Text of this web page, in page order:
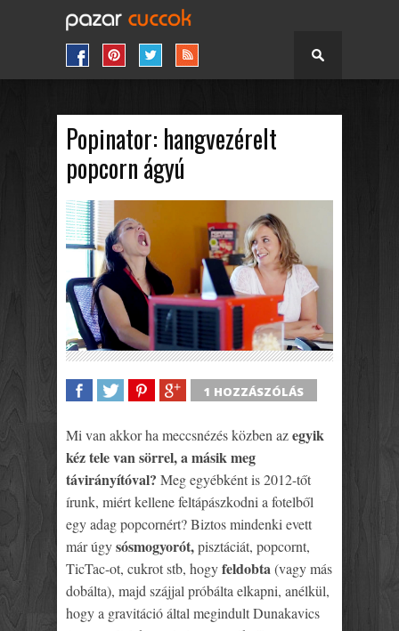
Popinator: hangvezérelt
popcorn ágyú
1 HOZZÁSZÓLÁS
Mi van akkor ha meccsnézés közben azegyik
kéz tele van sörrel, a másik meg
távirányítóval? Meg egyébként is 2012-tőt
írunk, miért kellene feltápászkodni a fotelből
egy adag popcornért? Biztos mindenki evett
már úgysósmogyorót,pisztáciát, popcornt,
TicTac-ot, cukrot stb, hogyfeldobta(vagy más
dobálta), majd szájjal próbálta elkapni, anélkül,
hogy a gravitáció által megindult Dunakavics